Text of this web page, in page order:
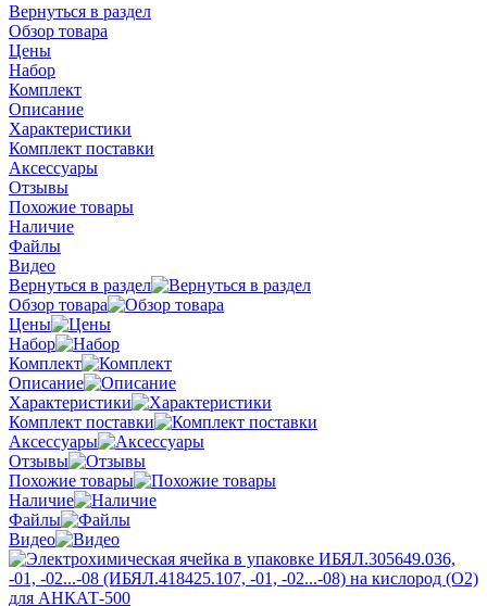
Вернуться в раздел
Обзор товара
Цены
Набор
Комплект
Описание
Характеристики
Комплект поставки
Аксессуары
Отзывы
Похожие товары
Наличие
Файлы
Видео
Вернуться в раздел
Обзор товара
Цены
Набор
Комплект
Описание
Характеристики
Комплект поставки
Аксессуары
Отзывы
Похожие товары
Наличие
Файлы
Видео